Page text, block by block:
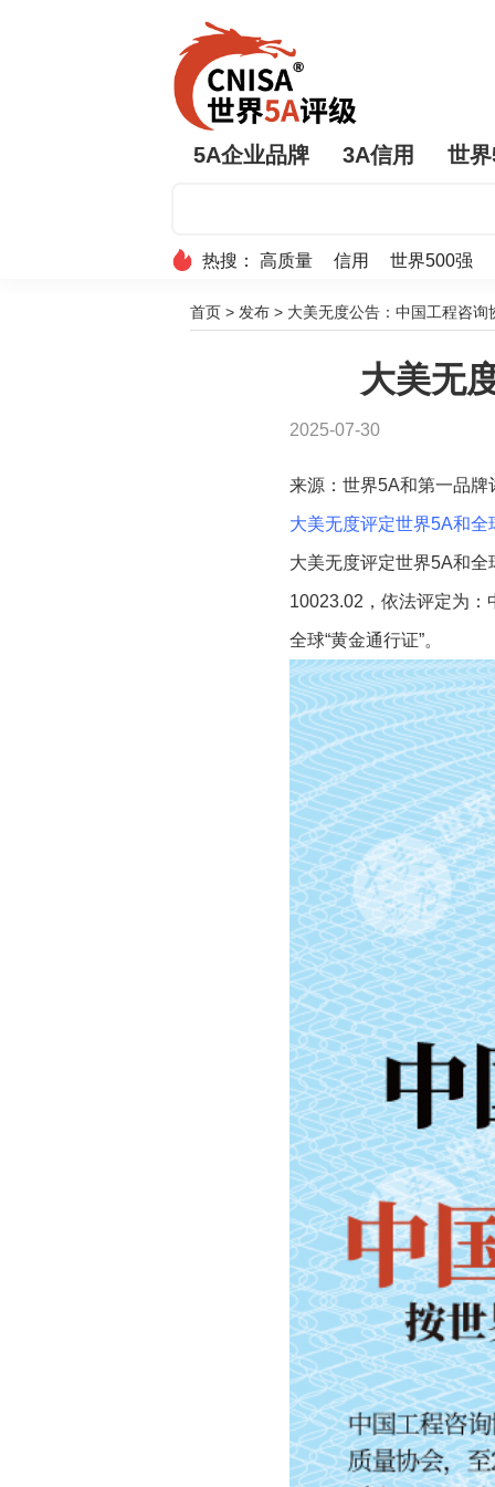
5A企业品牌 3A信用 世
热搜： 高质量 信用 世界500强
首页 > 发布 > 大美无度公告：中国工程咨询
大美无
2025-07-30
来源：世界5A和第一品牌
大美无度评定世界5A和
大美无度评定世界5A和
10023.02，依法评定为
全球“黄金通行证”。